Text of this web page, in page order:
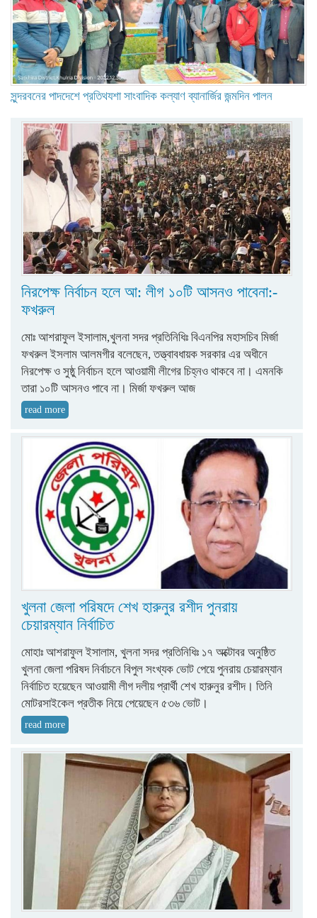
সুন্দরবনের পাদদেশে প্রতিথযশা সাংবাদিক কল্যাণ ব্যানার্জির জন্মদিন পালন
নিরপেক্ষ নির্বাচন হলে আ: লীগ ১০টি আসনও পাবেনা:-
ফখরুল
মোঃ আশরাফুল ইসালাম,খুলনা সদর প্রতিনিধিঃ বিএনপির মহাসচিব মির্জা
ফখরুল ইসলাম আলমগীর বলেছেন, তত্ত্বাবধায়ক সরকার এর অধীনে
নিরপেক্ষ ও সুষ্ঠু নির্বাচন হলে আওয়ামী লীগের চিহ্নও থাকবে না। এমনকি
তারা ১০টি আসনও পাবে না। মির্জা ফখরুল আজ
read more
খুলনা জেলা পরিষদে শেখ হারুনুর রশীদ পুনরায়
চেয়ারম্যান নির্বাচিত
মোহাঃ আশরাফুল ইসালাম, খুলনা সদর প্রতিনিধিঃ ১৭ অক্টোবর অনুষ্ঠিত
খুলনা জেলা পরিষদ নির্বাচনে বিপুল সংখ্যক ভোট পেয়ে পুনরায় চেয়ারম্যান
নির্বাচিত হয়েছেন আওয়ামী লীগ দলীয় প্রার্থী শেখ হারুনুর রশীদ। তিনি
মোটরসাইকেল প্রতীক নিয়ে পেয়েছেন ৫৩৬ ভোট।
read more